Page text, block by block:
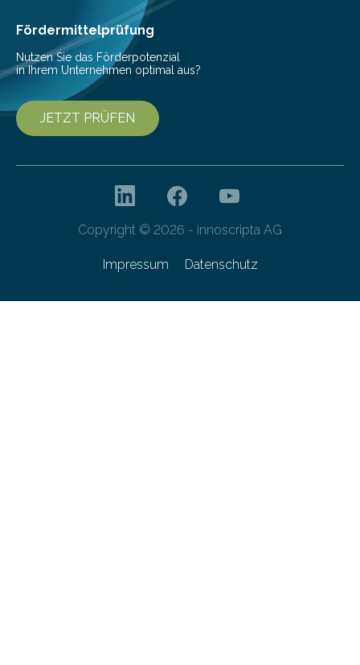
Cyberagentur organisiert am 25. März 2025, von 14:00
bis 16:00 Uhr, ein virtuelles Partnering Event zum
Forschungsprogramm „Datenrekonstruktion…
Fördermittelprüfung
Nutzen Sie das Förderpotenzial
in Ihrem Unternehmen optimal aus?
JETZT PRÜFEN
Copyright © 2026 - innoscripta AG
Impressum Datenschutz